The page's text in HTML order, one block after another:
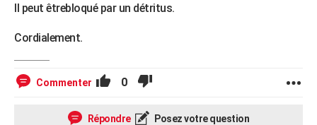
Bricolage
Lifestyle
Culture
Sport
Auto
Television
Voyage
Cinema
Il peut êtrebloqué par un détritus.
Cordialement.
Commenter 0
Répondre Posez votre question